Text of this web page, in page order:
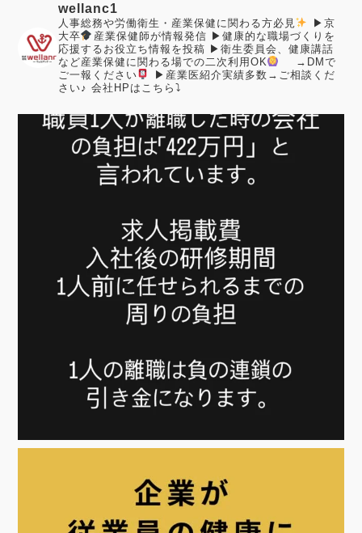
wellanc1
人事総務や労働衛生・産業保健に関わる方必見
▶︎京
大卒
産業保健師が情報発信 ▶︎健康的な職場づくりを
応援するお役立ち情報を投稿 ▶︎衛生委員会、健康講話
など産業保健に関わる場での二次利用OK
→DMで
ご一報ください
▶︎産業医紹介実績多数→ご相談くだ
さい♪ 会社HPはこちら⤵︎